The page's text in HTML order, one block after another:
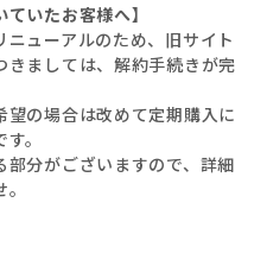
いたお客様へ】
ューアルのため、旧サイト
きましては、解約手続きが完
の場合は改めて定期購入に
。
分がございますので、詳細